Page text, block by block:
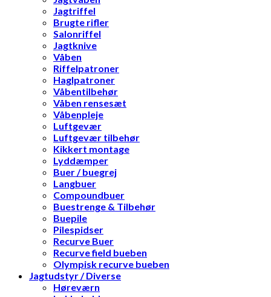
Jagtriffel
Brugte rifler
Salonriffel
Jagtknive
Våben
Riffelpatroner
Haglpatroner
Våbentilbehør
Våben rensesæt
Våbenpleje
Luftgevær
Luftgevær tilbehør
Kikkert montage
Lyddæmper
Buer / buegrej
Langbuer
Compoundbuer
Buestrenge & Tilbehør
Buepile
Pilespidser
Recurve Buer
Recurve field bueben
Olympisk recurve bueben
Jagtudstyr / Diverse
Høreværn